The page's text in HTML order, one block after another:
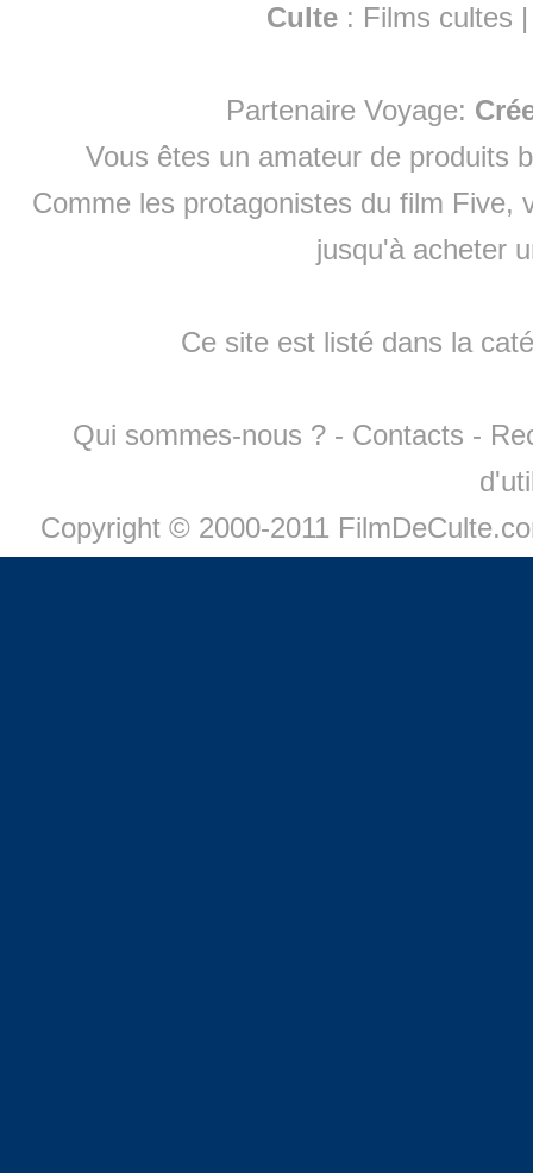
Culte : Films cultes
Partenaire Voyage:
Vous êtes un amateur de produits
Comme les protagonistes du film Five,
jusqu'à acheter
Ce site est listé dans la
Qui sommes-nous ? - Contacts -
Copyright © 2000-2011